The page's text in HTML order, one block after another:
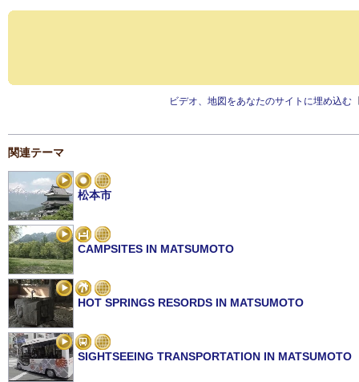
ビデオ、地図をあなたのサイトに埋め込む
関連テーマ
松本市
CAMPSITES IN MATSUMOTO
HOT SPRINGS RESORDS IN MATSUMOTO
SIGHTSEEING TRANSPORTATION IN MATSUMOTO